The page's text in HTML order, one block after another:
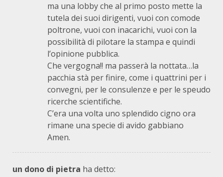
ma una lobby che al primo posto mette la
tutela dei suoi dirigenti, vuoi con comode
poltrone, vuoi con inacarichi, vuoi con la
possibilità di pilotare la stampa e quindi
l’opinione pubblica.
Che vergogna!! ma passerà la nottata…la
pacchia stà per finire, come i quattrini per i
convegni, per le consulenze e per le speudo
ricerche scientifiche.
C’era una volta uno splendido cigno ora
rimane una specie di avido gabbiano
Amen.
un dono di pietra ha detto: